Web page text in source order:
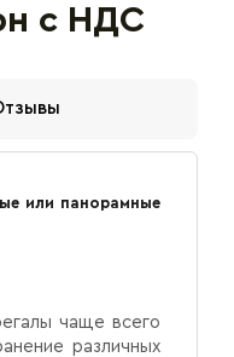
с НДС
или панорамные
чаще всего
различных